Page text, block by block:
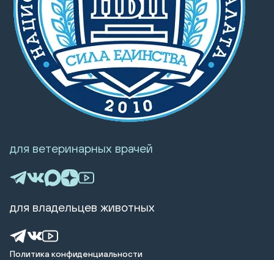
Политика конфиденциальности
для ветеринарных врачей
для владельцев животных